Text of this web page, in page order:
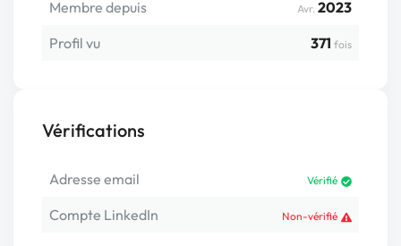
Membre depuis Avr. 2023
Profil vu
371 fois
Vérifications
Adresse email Vérifié
Compte LinkedIn Non-vérifié